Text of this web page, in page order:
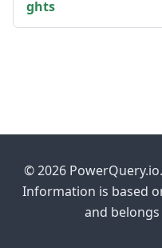
ghts
© 2026
Information is based
and